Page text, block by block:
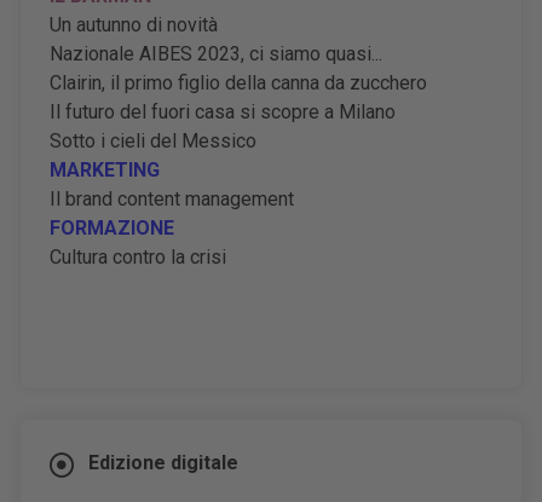
Un autunno di novità
Nazionale AIBES 2023, ci siamo quasi...
Clairin, il primo figlio della canna da zucchero
Il futuro del fuori casa si scopre a Milano
Sotto i cieli del Messico
MARKETING
Il brand content management
FORMAZIONE
Cultura contro la crisi
Edizione digitale